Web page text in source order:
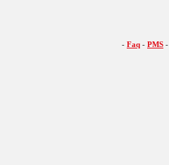
- Faq - PMS -